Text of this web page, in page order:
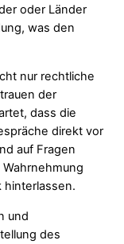
oder Länder
was den
nur rechtliche
der
dass die
direkt vor
auf Fragen
hinterlassen.
und
des